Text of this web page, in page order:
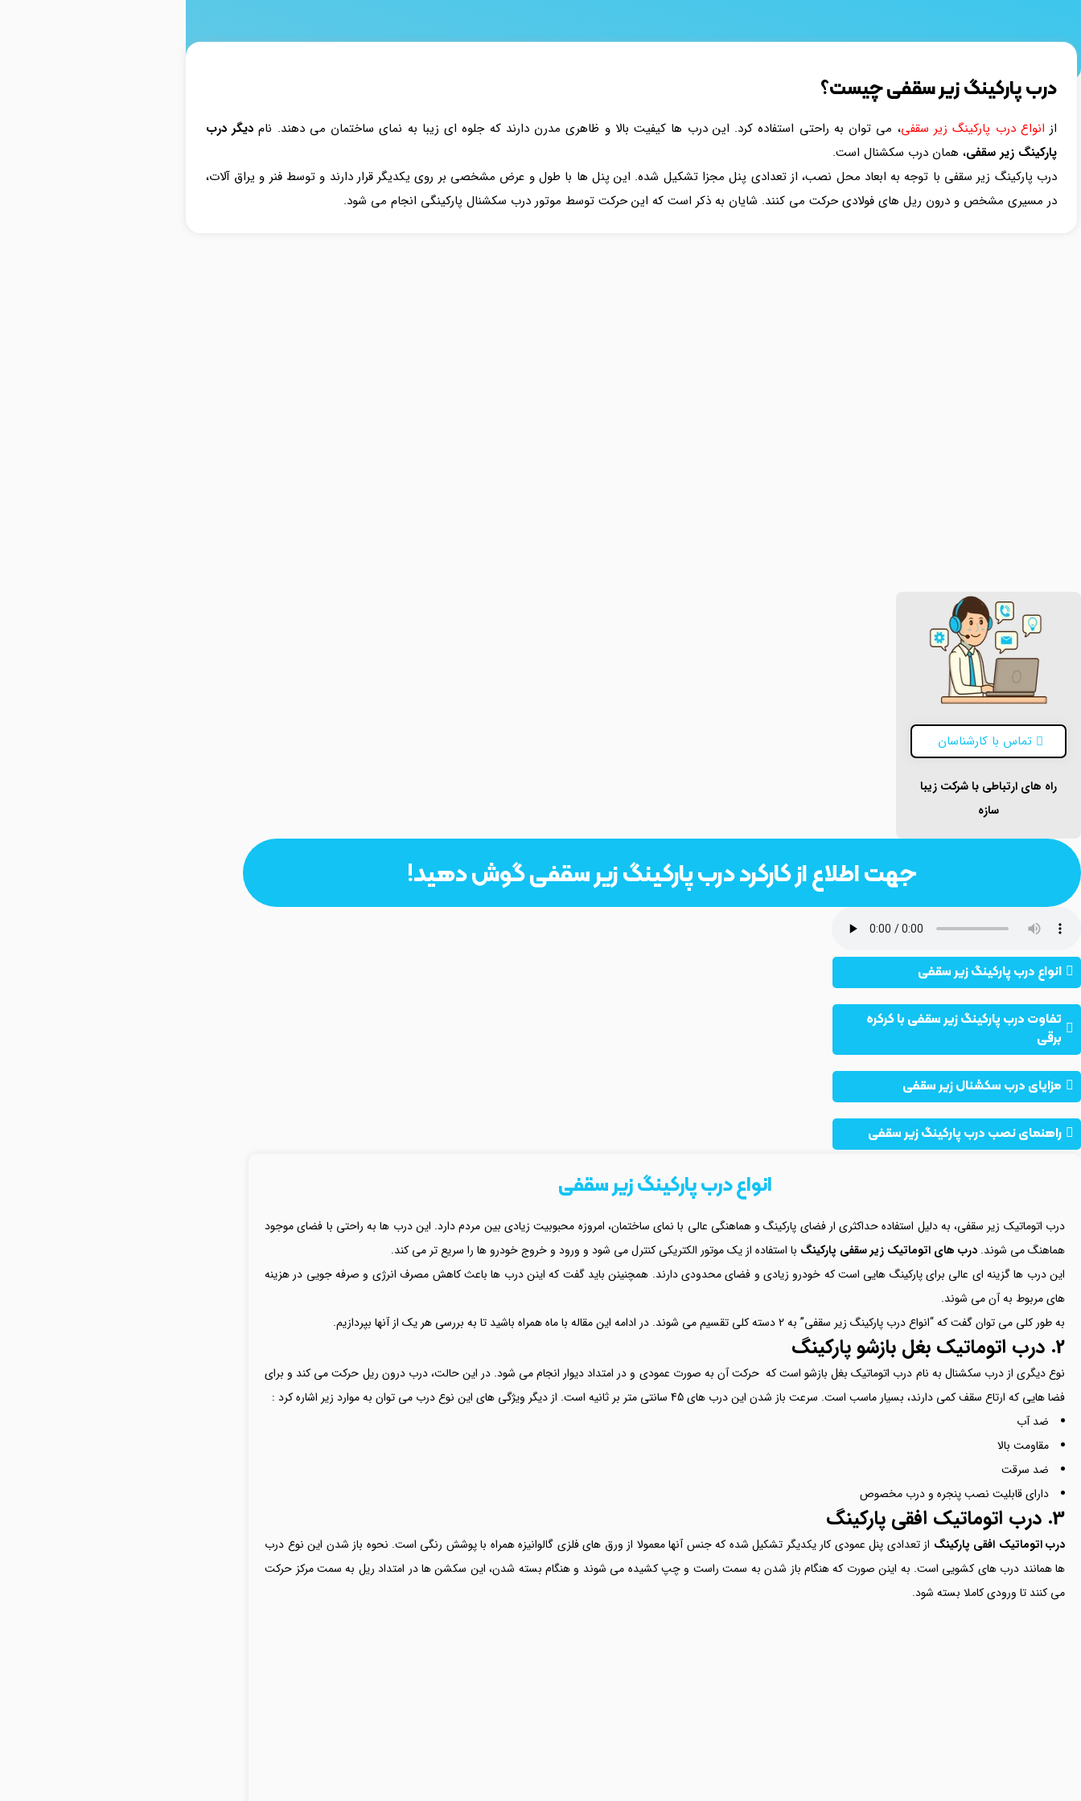
درب پارکینگ زیر سقفی چیست؟
از انواع درب پارکینگ زیر سقفی، می توان به راحتی استفاده کرد. این درب ها کیفیت بالا و ظاهری مدرن دارند که جلوه ای زیبا به نمای ساختمان می دهند. نام دیگر درب
پارکینگ زیر سقفی، همان درب سکشنال است.
درب پارکینگ زیر سقفی با توجه به ابعاد محل نصب، از تعدادی پنل مجزا تشکیل شده. این پنل ها با طول و عرض مشخصی بر روی یکدیگر قرار دارند و توسط فنر و یراق آلات،
در مسیری مشخص و درون ریل های فولادی حرکت می کنند. شایان به ذکر است که این حرکت توسط موتور درب سکشنال پارکینگی انجام می شود.
تماس با کارشناسان
راه های ارتباطی با شرکت زیبا
سازه
جهت اطلاع از کارکرد درب پارکینگ زیر سقفی گوش دهید!
انواع درب پارکینگ زیر سقفی
تفاوت درب پارکینگ زیر سقفی با کرکره
برقی
مزایای درب سکشنال زیر سقفی
راهنمای نصب درب پارکینگ زیر سقفی
انواع درب پارکینگ زیر سقفی
درب اتوماتیک زیر سقفی، به دلیل استفاده حداکثری ار فضای پارکینگ و هماهنگی عالی با نمای ساختمان، امروزه محبوبیت زیادی بین مردم دارد. این درب ها به راحتی با فضای موجود
هماهنگ می شوند. درب های اتوماتیک زیر سقفی پارکینگ با استفاده از یک موتور الکتریکی کنترل می شود و ورود و خروج خودرو ها را سریع تر می کند.
این درب ها گزینه ای عالی برای پارکینگ هایی است که خودرو زیادی و فضای محدودی دارند. همچنینن باید گفت که اینن درب ها باعث کاهش مصرف انرژی و صرفه جویی در هزینه
های مربوط به آن می شوند.
به طور کلی می توان گفت که “انواع درب پارکینگ زیر سقفی” به 2 دسته کلی تقسیم می شوند. در ادامه این مقاله با ماه همراه باشید تا به بررسی هر یک از آنها بپردازیم.
2. درب اتوماتیک بغل بازشو پارکینگ
نوع دیگری از درب سکشنال به نام درب اتوماتیک بغل بازشو است که حرکت آن به صورت عمودی و در امتداد دیوار انجام می شود. در این حالت، درب درون ریل حرکت می کند و برای
فضا هایی که ارتاع سقف کمی دارند، بسیار ماسب است. سرعت باز شدن این درب های 45 سانتی متر بر ثانیه است. از دیگر ویژگی های این نوع درب می توان به موارد زیر اشاره کرد :
ضد آب
مقاومت بالا
ضد سرقت
دارای قابلیت نصب پنجره و درب مخصوص
3. درب اتوماتیک افقی پارکینگ
درب اتوماتیک افقی پارکینگ از تعدادی پنل عمودی کار یکدیگر تشکیل شده که جنس آنها معمولا از ورق های فلزی گالوانیزه همراه با پوشش رنگی است. نحوه باز شدن این نوع درب
ها همانند درب های کشویی است. به اینن صورت که هنگام باز شدن به سمت راست و چپ کشیده می شوند و هنگام بسته شدن، این سکشن ها در امتداد ریل به سمت مرکز حرکت
می کنند تا ورودی کاملا بسته شود.